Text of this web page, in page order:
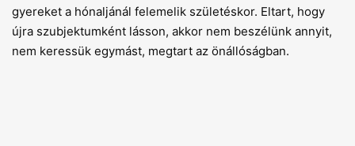
gyereket a hónaljánál felemelik születéskor. Eltart, hogy
újra szubjektumként lásson, akkor nem beszélünk annyit,
nem keressük egymást, megtart az önállóságban.